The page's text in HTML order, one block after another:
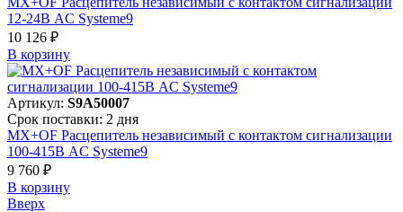
12-24В AC Systeme9
10 126 ₽
В корзинy
Артикул: S9A50007
Срок поставки: 2 дня
MX+OF Расцепитель независимый с контактом сигнализации
100-415В AC Systeme9
9 760 ₽
В корзинy
Вверх